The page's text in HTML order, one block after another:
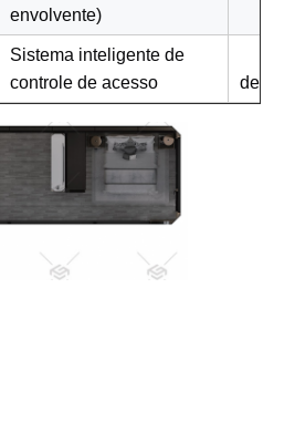
envolvente)
Sistema inteligente de
controle de acesso
dentro